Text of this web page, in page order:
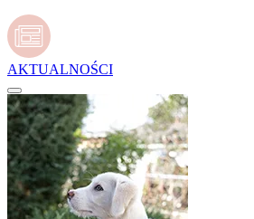
AKTUALNOŚCI